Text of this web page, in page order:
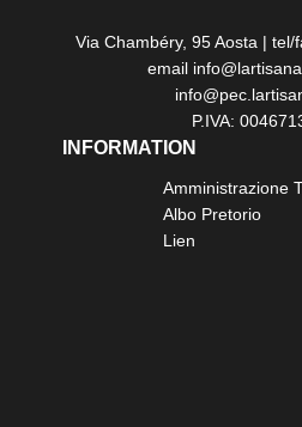
Via Chambéry, 95 Aosta |
email
P.IVA:
INFORMATION
Amministrazione
Albo Pretorio
Lien